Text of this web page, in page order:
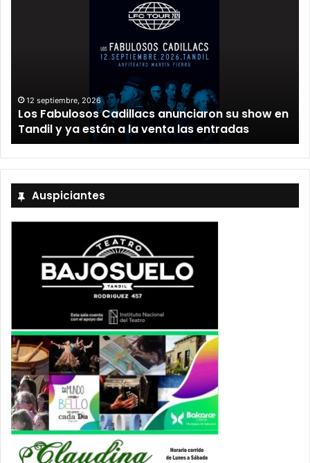
12 septiembre, 2026
Los Fabulosos Cadillacs anunciaron su show en
Tandil y ya están a la venta las entradas
Auspiciantes